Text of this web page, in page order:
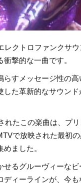
レクトロファンクサウ
撃的な一曲です。
らすメッセージ性の
した革新的なサウン
れたこの楽曲は、プ
で放映された最初
ました。
せるグルーヴィーな
ディーラインが、今